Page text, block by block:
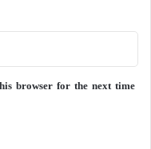
browser for the next time